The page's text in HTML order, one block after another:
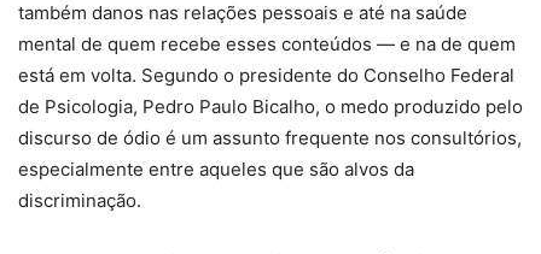
também danos nas relações pessoais e até na saúde
mental de quem recebe esses conteúdos — e na de quem
está em volta. Segundo o presidente do Conselho Federal
de Psicologia, Pedro Paulo Bicalho, o medo produzido pelo
discurso de ódio é um assunto frequente nos consultórios,
especialmente entre aqueles que são alvos da
discriminação.